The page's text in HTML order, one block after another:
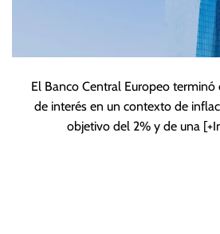
El Banco Central Europeo terminó
de interés en un contexto de
objetivo del 2% y de una